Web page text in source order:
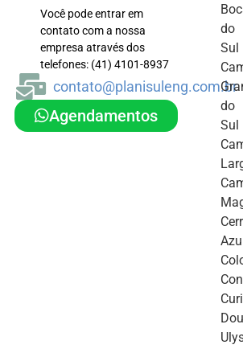
Você pode entrar em
contato com a nossa
empresa através dos
telefones: (41) 4101-8937
contato@planisuleng.com.br
Agendamentos
do
Sul
do
Sul